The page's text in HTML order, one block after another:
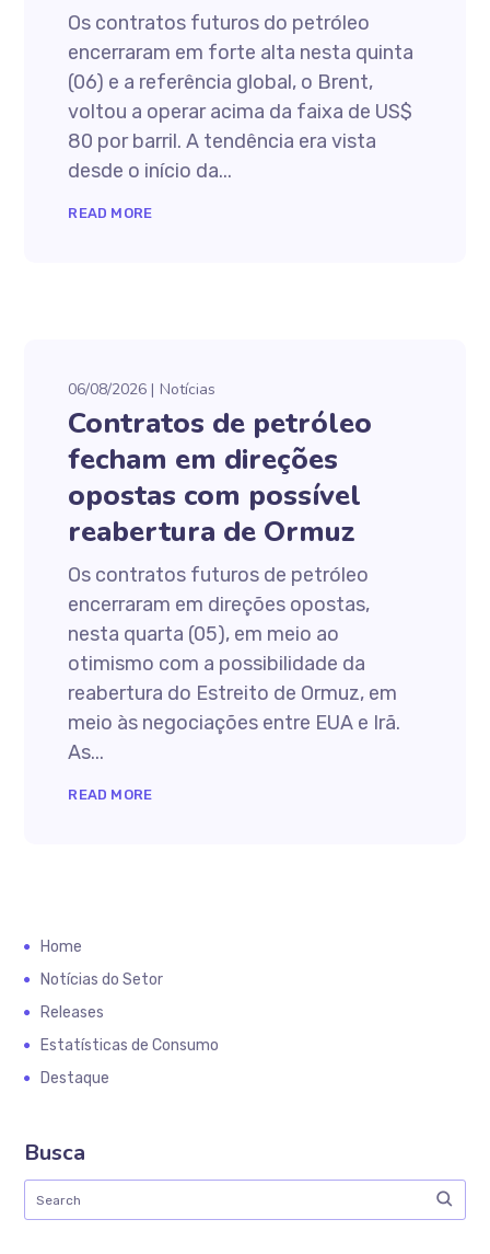
Os contratos futuros do petróleo
encerraram em forte alta nesta quinta
(06) e a referência global, o Brent,
voltou a operar acima da faixa de US$
80 por barril. A tendência era vista
desde o início da...
READ MORE
06/08/2026 Notícias
Contratos de petróleo
fecham em direções
opostas com possível
reabertura de Ormuz
Os contratos futuros de petróleo
encerraram em direções opostas,
nesta quarta (05), em meio ao
otimismo com a possibilidade da
reabertura do Estreito de Ormuz, em
meio às negociações entre EUA e Irã.
As...
READ MORE
Home
Notícias do Setor
Releases
Estatísticas de Consumo
Destaque
Busca